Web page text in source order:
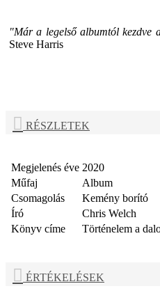
"Már a legelső albumtól kezdve
Steve Harris
RÉSZLETEK
Megjelenés éve 2020
Műfaj
Album
Csomagolás
Kemény borító
Író
Chris Welch
Könyv címe
Történelem a
ÉRTÉKELÉSEK